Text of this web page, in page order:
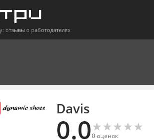
отзывы о работодателях
Davis
0.0★
★★
★★
★★
★★
★
0оценок